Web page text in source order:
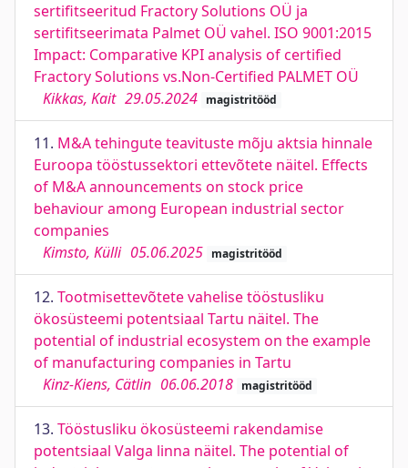
sertifitseeritud Fractory Solutions OÜ ja
sertifitseerimata Palmet OÜ vahel. ISO 9001:2015
Impact: Comparative KPI analysis of certified
Fractory Solutions vs.Non-Certified PALMET OÜ
Kikkas, Kait 29.05.2024 magistritööd
11. M&A tehingute teavituste mõju aktsia hinnale
Euroopa tööstussektori ettevõtete näitel. Effects
of M&A announcements on stock price
behaviour among European industrial sector
companies
Kimsto, Külli 05.06.2025 magistritööd
12. Tootmisettevõtete vahelise tööstusliku
ökosüsteemi potentsiaal Tartu näitel. The
potential of industrial ecosystem on the example
of manufacturing companies in Tartu
Kinz-Kiens, Cätlin 06.06.2018 magistritööd
13. Tööstusliku ökosüsteemi rakendamise
potentsiaal Valga linna näitel. The potential of